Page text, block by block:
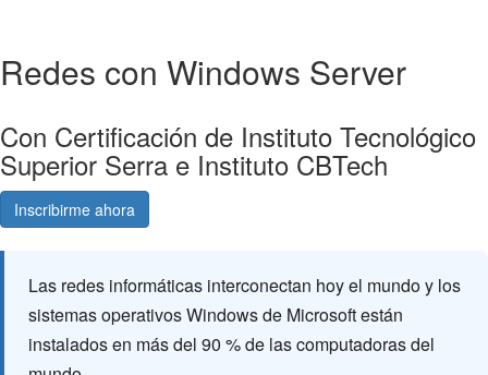
Redes con Windows Server
Con Certificación de Instituto Tecnológico
Superior Serra e Instituto CBTech
Inscribirme ahora
Las redes informáticas interconectan hoy el mundo y los
sistemas operativos Windows de Microsoft están
instalados en más del 90 % de las computadoras del